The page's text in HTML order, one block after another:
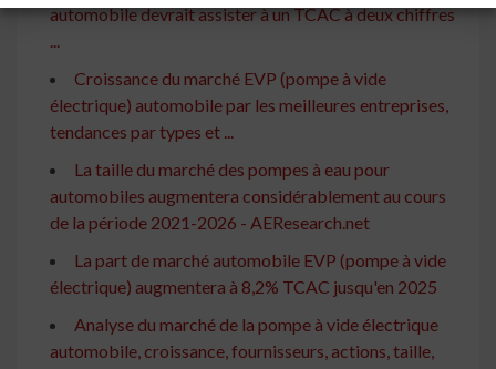
automobile devrait assister à un TCAC à deux chiffres
...
Croissance du marché EVP (pompe à vide
électrique) automobile par les meilleures entreprises,
tendances par types et ...
La taille du marché des pompes à eau pour
automobiles augmentera considérablement au cours
de la période 2021-2026 - AEResearch.net
La part de marché automobile EVP (pompe à vide
électrique) augmentera à 8,2% TCAC jusqu'en 2025
Analyse du marché de la pompe à vide électrique
automobile, croissance, fournisseurs, actions, taille,